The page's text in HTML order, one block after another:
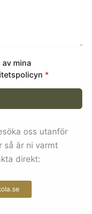
mina
*
oss utanför
så är ni varmt
direkt: